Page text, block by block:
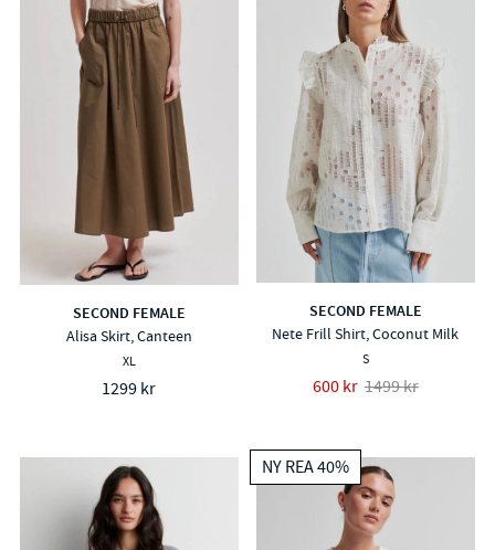
SECOND FEMALE
Alisa Skirt, Canteen
XL
1299 kr
SECOND FEMALE
Nete Frill Shirt, Coconut Milk
S
600 kr 1499 kr
NY REA 40%